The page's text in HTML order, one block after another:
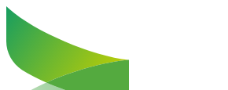
Haut de la page